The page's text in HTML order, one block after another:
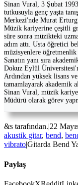
Sinan Vural, 3 Şubat
tutkusuyla genç yaşta
Merkezi'nde Murat
Müzik kariyerine çeşitli
süre sonra müzikteki
adım attı. Usta öğretici
müzisyenlere öğretmenlik
Sanatın yanı sıra
Dokuz Eylül
Ardından yüksek lisans
tamamlayarak akademik
Sinan Vural, müzik
Müdürü olarak görev
&s tarafından.|22
akustik gitar, bend,
vibrato|Gitarda Bend
Paylaş